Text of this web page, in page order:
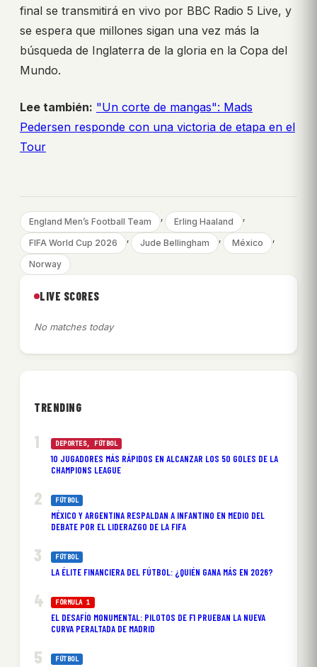
final se transmitirá en vivo por BBC Radio 5 Live, y
se espera que millones sigan una vez más la
búsqueda de Inglaterra de la gloria en la Copa del
Mundo.
Lee también: "Un corte de mangas": Mads
Pedersen responde con una victoria de etapa en el
Tour
England Men’s Football Team , Erling Haaland ,
FIFA World Cup 2026 , Jude Bellingham , México ,
Norway
LIVE SCORES
No matches today
TRENDING
DEPORTES, FÚTBOL
10 JUGADORES MÁS RÁPIDOS EN ALCANZAR LOS 50 GOLES DE LA
CHAMPIONS LEAGUE
FÚTBOL
MÉXICO Y ARGENTINA RESPALDAN A INFANTINO EN MEDIO DEL
DEBATE POR EL LIDERAZGO DE LA FIFA
FÚTBOL
LA ÉLITE FINANCIERA DEL FÚTBOL: ¿QUIÉN GANA MÁS EN 2026?
FÓRMULA 1
EL DESAFÍO MONUMENTAL: PILOTOS DE F1 PRUEBAN LA NUEVA
CURVA PERALTADA DE MADRID
FÚTBOL